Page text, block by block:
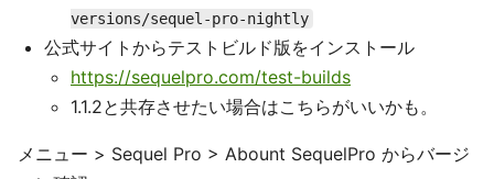
versions/sequel-pro-nightly
公式サイトからテストビルド版をインストール
https://sequelpro.com/test-builds
1.1.2と共存させたい場合はこちらがいいかも。
メニュー > Sequel Pro > Abount SequelPro からバージ